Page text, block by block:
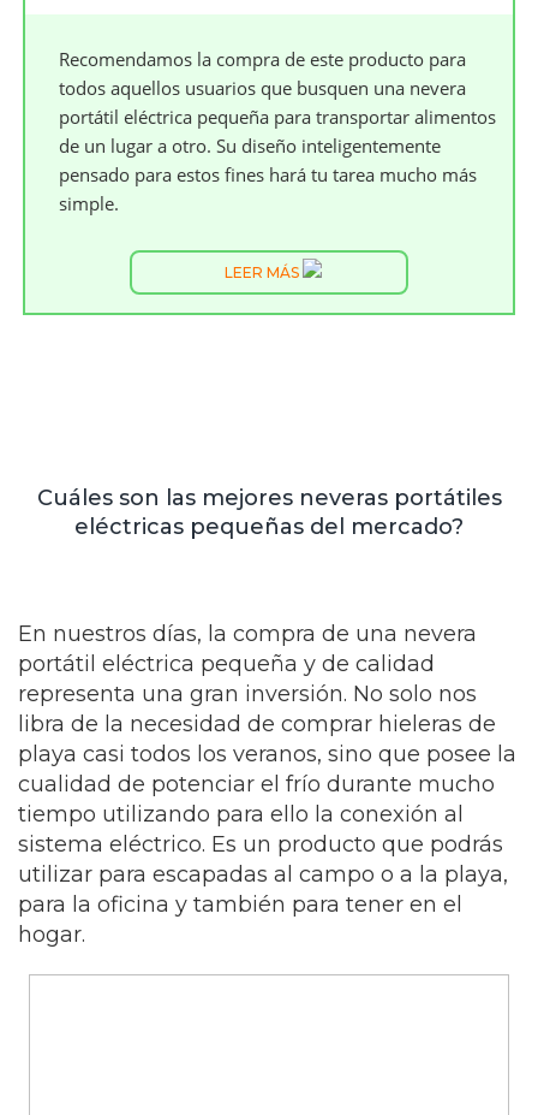
Recomendamos la compra de este producto para
todos aquellos usuarios que busquen una nevera
portátil eléctrica pequeña para transportar alimentos
de un lugar a otro. Su diseño inteligentemente
pensado para estos fines hará tu tarea mucho más
simple.
LEER MÁS
Cuáles son las mejores neveras portátiles
eléctricas pequeñas del mercado?
En nuestros días, la compra de una nevera
portátil eléctrica pequeña y de calidad
representa una gran inversión. No solo nos
libra de la necesidad de comprar hieleras de
playa casi todos los veranos, sino que posee la
cualidad de potenciar el frío durante mucho
tiempo utilizando para ello la conexión al
sistema eléctrico. Es un producto que podrás
utilizar para escapadas al campo o a la playa,
para la oficina y también para tener en el
hogar.